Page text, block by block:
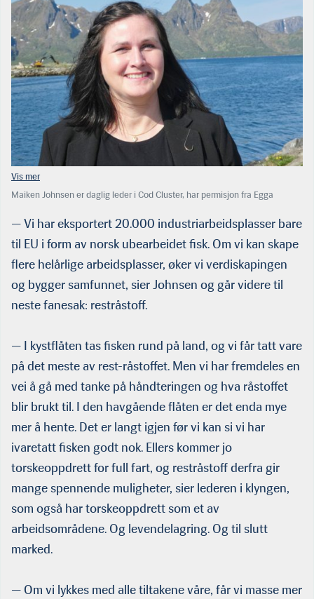
Maiken Johnsen er daglig leder i Cod Cluster, har permisjon fra Egga
systemet er hun uansett en viktig person i fiskeri­miljøet på Myre. (Foto:
— Vi har eksportert 20.000 industriarbeidsplasser bare
til EU i form av norsk ubearbeidet fisk. Om vi kan skape
flere helårlige arbeidsplasser, øker vi verdiskapingen
og bygger samfunnet, sier Johnsen og går videre til
neste fanesak: restråstoff.
— I kystflåten tas fisken rund på land, og vi får tatt vare
på det meste av rest-råstoffet. Men vi har fremdeles en
vei å gå med tanke på håndteringen og hva råstoffet
blir brukt til. I den havgående flåten er det enda mye
mer å hente. Det er langt igjen før vi kan si vi har
ivaretatt fisken godt nok. Ellers kommer jo
torskeoppdrett for full fart, og restråstoff derfra gir
mange spennende muligheter, sier lederen i klyngen,
som også har tors­keoppdrett som et av
arbeidsområdene. Og levendelagring. Og til slutt
marked.
— Om vi lykkes med alle tiltakene våre, får vi masse mer